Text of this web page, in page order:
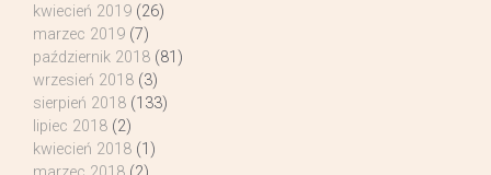
kwiecień 2019 (26)
marzec 2019 (7)
październik 2018 (81)
wrzesień 2018 (3)
sierpień 2018 (133)
lipiec 2018 (2)
kwiecień 2018 (1)